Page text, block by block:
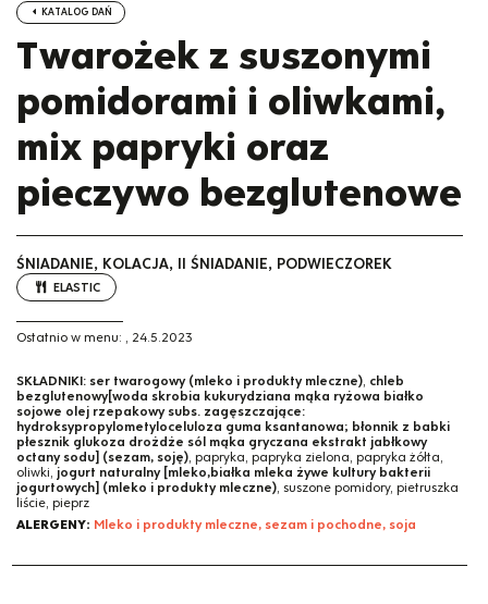
KATALOG DAŃ
Twarożek z suszonymi
pomidorami i oliwkami,
mix papryki oraz
pieczywo bezglutenowe
ŚNIADANIE, KOLACJA, II ŚNIADANIE, PODWIECZOREK
ELASTIC
Ostatnio w menu: , 24.5.2023
SKŁADNIKI: ser twarogowy (mleko i produkty mleczne), chleb
bezglutenowy[woda skrobia kukurydziana mąka ryżowa białko
sojowe olej rzepakowy subs. zagęszczające:
hydroksypropylometyloceluloza guma ksantanowa; błonnik z babki
płesznik glukoza drożdże sól mąka gryczana ekstrakt jabłkowy
octany sodu] (sezam, soję), papryka, papryka zielona, papryka żółta,
oliwki, jogurt naturalny [mleko,białka mleka żywe kultury bakterii
jogurtowych] (mleko i produkty mleczne), suszone pomidory, pietruszka
liście, pieprz
ALERGENY: Mleko i produkty mleczne, sezam i pochodne, soja